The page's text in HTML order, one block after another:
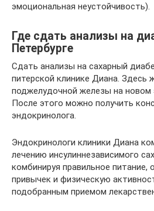
эмоциональная неустойчивость).
Где сдать анализы на
Петербурге
Сдать анализы на сахарный
питерской клинике Диана.
поджелудочной железы на новом
После этого можно получить
эндокринолога.
Эндокринологи клиники Диана
лечению инсулиннезависимого
комбинируя правильное питание,
привычек и физическую
подобранным приемом